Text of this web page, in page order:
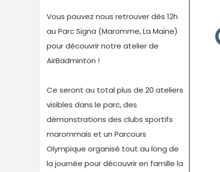
Vous pouvez nous retrouver dès 12h
au Parc Signa (Maromme, La Maine)
pour découvrir notre atelier de
AirBadminton !
Ce seront au total plus de 20 ateliers
visibles dans le parc, des
démonstrations des clubs sportifs
marommais et un Parcours
Olympique organisé tout au long de
la journée pour découvrir en famille la